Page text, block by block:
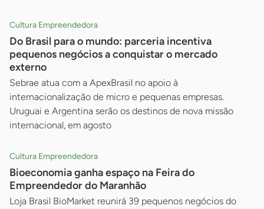
Cultura Empreendedora
Do Brasil para o mundo: parceria incentiva
pequenos negócios a conquistar o mercado
externo
Sebrae atua com a ApexBrasil no apoio à
internacionalização de micro e pequenas empresas.
Uruguai e Argentina serão os destinos de nova missão
internacional, em agosto
Cultura Empreendedora
Bioeconomia ganha espaço na Feira do
Empreendedor do Maranhão
Loja Brasil BioMarket reunirá 39 pequenos negócios do